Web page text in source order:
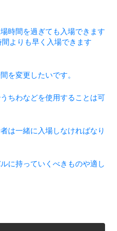
時間を過ぎても入場できます
よりも早く入場できます
を変更したいです。
ちわなどを使用することは可
は一緒に入場しなければなり
に持っていくべきものや適し